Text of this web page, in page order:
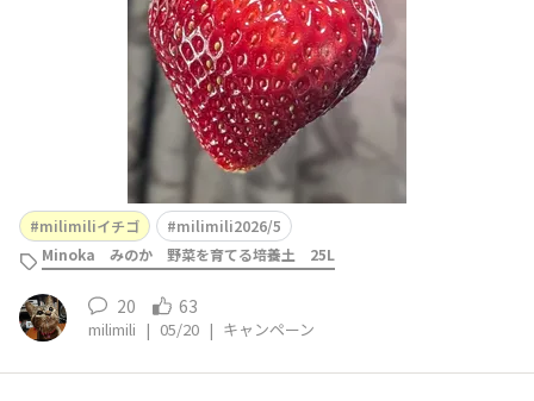
milimiliイチゴ
milimili2026/5
Minoka みのか 野菜を育てる培養土 25L
20 63
milimili | 05/20 | キャンペーン